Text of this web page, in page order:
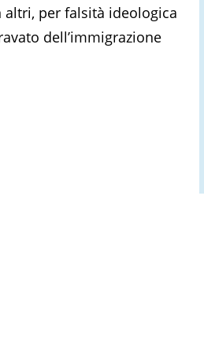
per falsità ideologica
dell’immigrazione